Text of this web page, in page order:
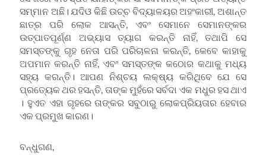
ସମ୍ମାନ ଅଛି। ଯଦିଓ କିଛି ଉଚ୍ଚ ବିଦ୍ୟାଳୟର ଅହଂକାରୀ, ଅଶାନ୍ତ
ଛାତ୍ର ପରି ଲୋକ ଆସନ୍ତି, ଏବଂ ସେମାନେ ସେମାନଙ୍କର
ଉତ୍ପାତପୂର୍ଣ୍ଣ ଅଭ୍ୟାସ ତ୍ୟାଗ କରନ୍ତି ନାହିଁ, ତଥାପି ସେ
ସମସ୍ତଙ୍କୁ ଗୃହ ନେତା ପରି ପରିଚାଳନା କରନ୍ତି, କେବେ କାହାକୁ
ଅପମାନ କରନ୍ତି ନାହିଁ, ଏବଂ ସମସ୍ତଙ୍କ କଠୋର କଥାକୁ ମଧ୍ୟ
ସହ୍ୟ କରନ୍ତି। ଆପଣ ନିଶ୍ଚୟ ଲକ୍ଷ୍ୟ କରିଥିବେ ଯେ ସେ
ପ୍ରତ୍ୟେକ ଥର ହସନ୍ତି, ତାଙ୍କ ମୁହଁରେ ସର୍ବଦା ଏକ ମଧୁର ହସ ଥାଏ
। ହୁଏତ ଏହା ଗୃହରେ ତାଙ୍କର ସବୁଠାରୁ ଲୋକପ୍ରିୟତାର ହେବାର
ଏକ ପ୍ରମୁଖ କାରଣ।
ବନ୍ଧୁଗଣ,